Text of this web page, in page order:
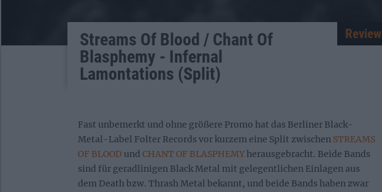
Streams Of Blood / Chant Of
Blasphemy - Infernal
Lamontations (Split)
Review
Fast unbemerkt und ohne größere Promo hat das Berliner Black-
Metal-Label Folter Records vor kurzem eine Split zwischen STREAMS
OF BLOOD und CHANT OF BLASPHEMY herausgebracht. Beide Bands
sind für geradlinigen Black Metal mit gelegentlichen Einlagen aus
dem Death bzw. Thrash Metal bekannt, und beide Bands haben zwar